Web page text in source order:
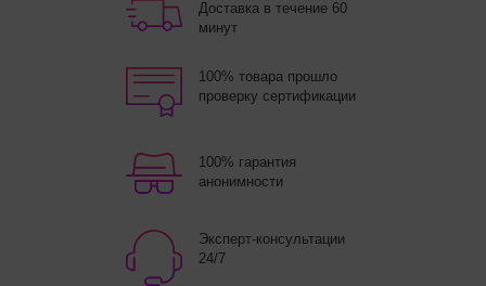
Доставка в течение 60
минут
100% товара прошло
проверку сертификации
100% гарантия
анонимности
Эксперт-консультации
24/7